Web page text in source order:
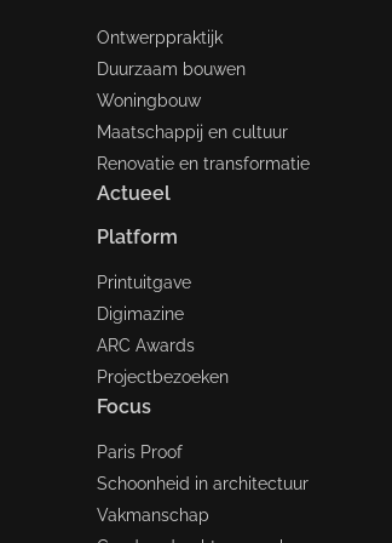
Ontwerppraktijk
Duurzaam bouwen
Woningbouw
Maatschappij en cultuur
Renovatie en transformatie
Actueel
Platform
Printuitgave
Digimazine
ARC Awards
Projectbezoeken
Focus
Paris Proof
Schoonheid in architectuur
Vakmanschap